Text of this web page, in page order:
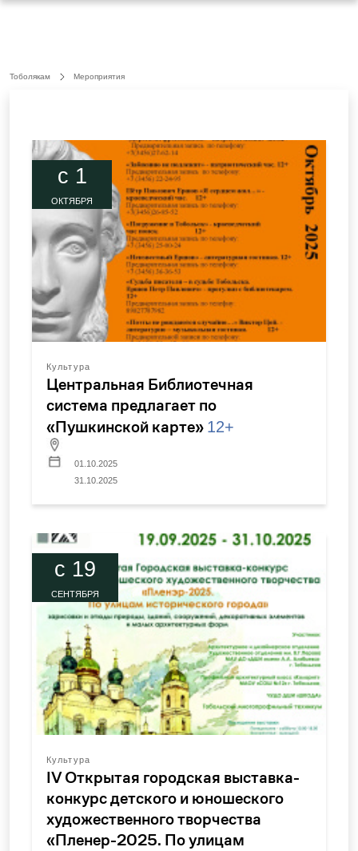
Тоболякам Мероприятия
c 1
ОКТЯБРЯ
Культура
Центральная Библиотечная
система предлагает по
«Пушкинской карте» 12+
01.10.2025
31.10.2025
c 19
СЕНТЯБРЯ
Культура
IV Открытая городская выставка-
конкурс детского и юношеского
художественного творчества
«Пленер-2025. По улицам